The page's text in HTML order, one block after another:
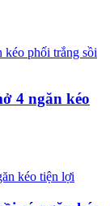
4 ngăn kéo